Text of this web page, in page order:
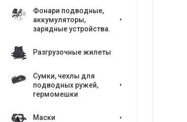
Фонари подводные,
аккумуляторы,
зарядные устройства.
Разгрузочные жилеты
Сумки, чехлы для
подводных ружей,
гермомешки
Маски